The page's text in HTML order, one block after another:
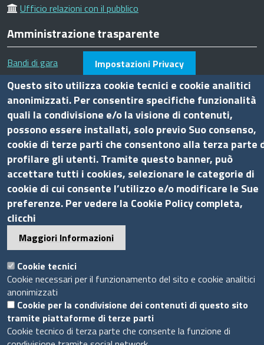
Ufficio relazioni con il pubblico
Amministrazione trasparente
Bandi di gara
Bilanci
Concorsi e selezioni
Procedimenti
Provvedimenti
Seguici su
Sito web
Accesso riservato
Mappa del sito
Piè
di
pagina
Privacy e GDPR
Cookie
© 2020 Camera di Commercio di Messina
Impostazioni Privacy
Questo sito utilizza cookie tecnici e cookie analitici
anonimizzati. Per consentire specifiche funzionalità
quali la condivisione e/o la visione di contenuti,
possono essere installati, solo previo Suo consenso,
cookie di terze parti che consentono alla terza parte
profilare gli utenti. Tramite questo banner, può
accettare tutti i cookies, selezionare le categorie di
cookie di cui consente l’utilizzo e/o modificare le Sue
preferenze. Per vedere la Cookie Policy completa,
clicchi
Maggiori Informazioni
Cookie tecnici
Cookie necessari per il funzionamento del sito e cookie analitici
anonimizzati
Cookie per la condivisione dei contenuti di questo sito
tramite piattaforme di terze parti
Cookie tecnico di terza parte che consente la funzione di